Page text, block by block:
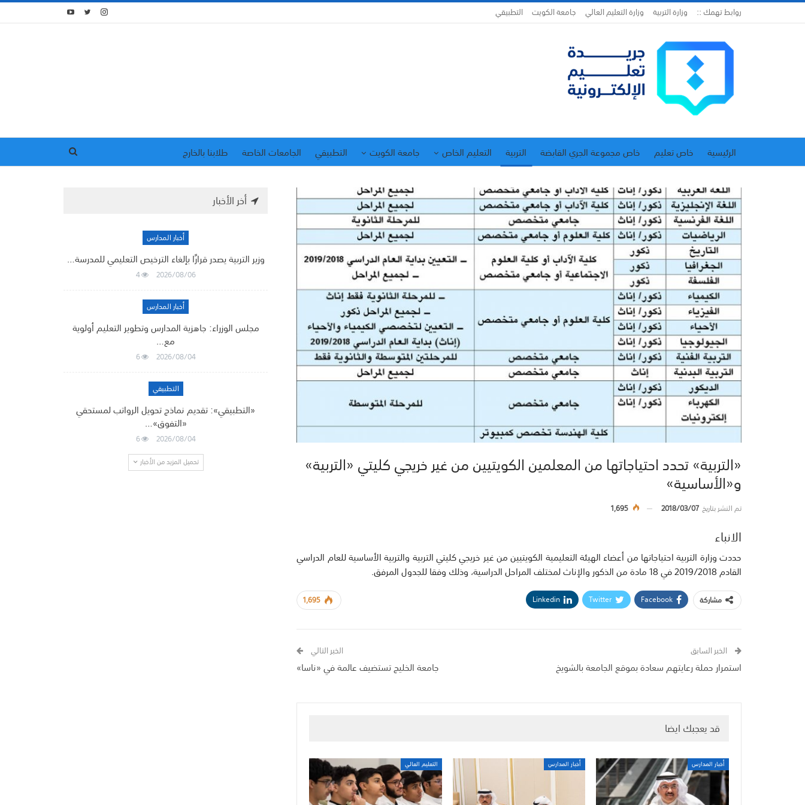
روابط تهمك :: وزارة التربية وزارة التعليم العالي جامعة الكويت التطبيقي
الرئيسية خاص تعليم خاص مجموعة الجري القابضة التربية التعليم الخاص جامعة الكويت التطبيقي الجامعات الخاصة
طلابنا بالخارج
«التربية» تحدد احتياجاتها من المعلمين الكويتيين من غير خريجي كليتي «التربية»
و«الأساسية»
تم النشر بتاريخ2018/03/07
1,695
الانباء
حددت وزارة التربية احتياجاتها من أعضاء الهيئة التعليمية الكويتيين من غير خريجي كليتي التربية والتربية الأساسية للعام الدراسي
القادم 2019/2018 في 18 مادة من الذكور والإناث لمختلف المراحل الدراسية، وذلك وفقا للجدول المرفق.
1,695 مشاركة Facebook
Twitter
Linkedin
الخبر السابق
استمرار حملة رعايتهم سعادة بموقع الجامعة بالشويخ
الخبر التالي
جامعة الخليج تستضيف عالمة في «ناسا»
قد يعجبك ايضا
أخبار المدارس أخبار المدارس التعليم العالي
أخر الأخبار
أخبار المدارس
وزير التربية يصدر قرارًا بإلغاء الترخيص التعليمي للمدرسة…
2026/08/06
4
أخبار المدارس
مجلس الوزراء: جاهزية المدارس وتطوير التعليم أولوية
مع…
2026/08/04
6
التطبيقي
«التطبيقي»: تقديم نماذج تحويل الرواتب لمستحقي
«التفوق»…
2026/08/04
6
تحميل المزيد من الأخبار